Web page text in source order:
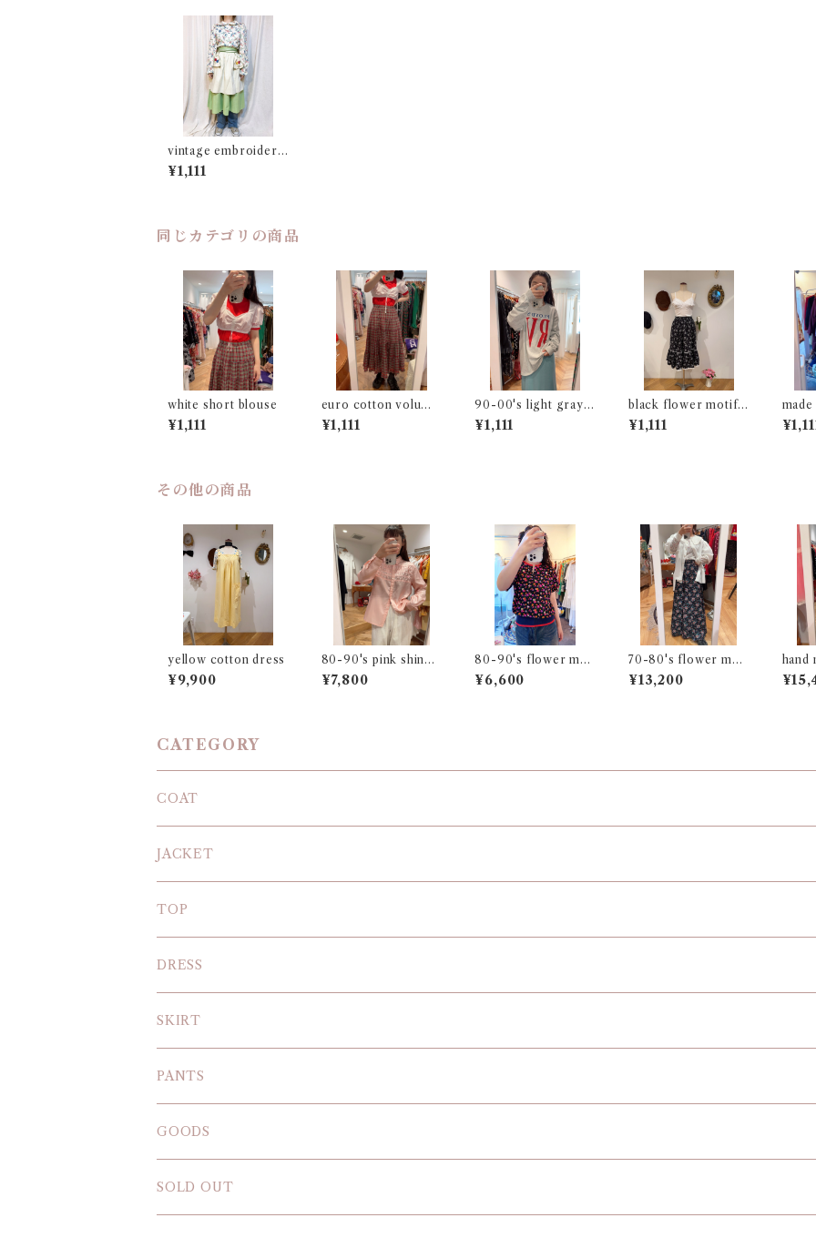
vintage embroidery
apron
¥1,111
同じカテゴリの商品
white short blouse
¥1,111
euro cotton volume
skirt
¥1,111
90-00's light gray l
ong sleeve t-shirt
¥1,111
black flower motif
gathered skirt
¥1,111
その他の商品
yellow cotton dress
¥9,900
80-90's pink shiny
blouse
¥7,800
80-90's flower mot
if french sleeve top
¥6,600
70-80's flower moti
f long skirt
¥13,200
hand
ham
CATEGORY
COAT
JACKET
TOP
KNIT
BLOUSE
T-SHIRT
SWEAT SHIRT
DRESS
SKIRT
PANTS
GOODS
SOLD OUT